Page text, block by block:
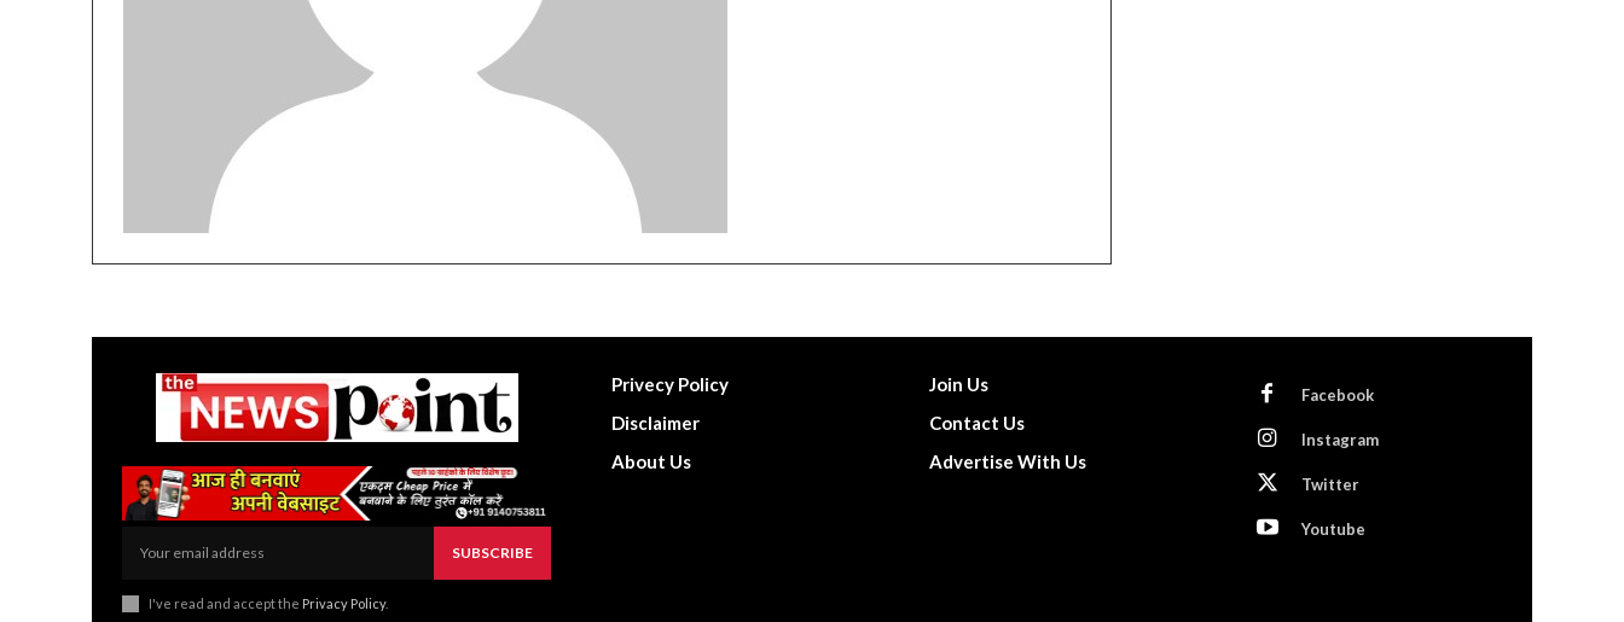
SUBSCRIBE
I've read and accept the Privacy Policy.
Privecy Policy
Disclaimer
About Us
Join Us
Contact Us
Advertise With Us
Facebook
Instagram
Twitter
Youtube